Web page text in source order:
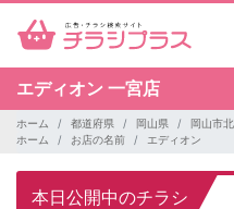
エディオン 一宮店
ホーム 都道府県 岡山県
岡山市
ホーム
お店の名前 エディオン
本日公開中のチラシ